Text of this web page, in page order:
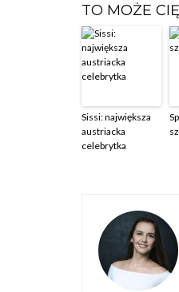
TO MOŻE
Sissi: największa
austriacka
celebrytka